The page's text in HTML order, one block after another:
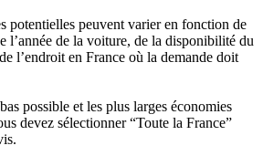
potentielles peuvent varier en fonction de
l’année de la voiture, de la disponibilité du
l’endroit en France où la demande doit
possible et les plus larges économies
devez sélectionner “Toute la France”